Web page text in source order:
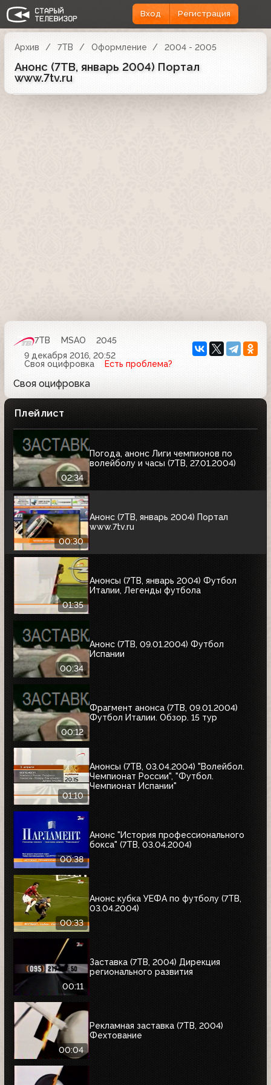
Вход Регистрация
Архив 7ТВ Оформление 2004 - 2005
Анонс (7ТВ, январь 2004) Портал
www.7tv.ru
7ТВ MSAO
2045
9 декабря 2016, 20:52
Своя оцифровка
Есть проблема?
Своя оцифровка
Плейлист
02:34
Погода, анонс Лиги чемпионов по
волейболу и часы (7ТВ, 27.01.2004)
00:30
Анонс (7ТВ, январь 2004) Портал
www.7tv.ru
01:35
Анонсы (7ТВ, январь 2004) Футбол
Италии, Легенды футбола
00:34
Анонс (7ТВ, 09.01.2004) Футбол
Испании
00:12
Фрагмент анонса (7ТВ, 09.01.2004)
Футбол Италии. Обзор. 15 тур
01:10
Анонсы (7ТВ, 03.04.2004) "Волейбол.
Чемпионат России", "Футбол.
Чемпионат Испании"
00:38
Анонс "История профессионального
бокса" (7ТВ, 03.04.2004)
00:33
Анонс кубка УЕФА по футболу (7ТВ,
03.04.2004)
00:11
Заставка (7ТВ, 2004) Дирекция
регионального развития
00:04
Рекламная заставка (7ТВ, 2004)
Фехтование